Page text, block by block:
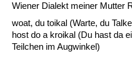
Wiener Dialekt meiner Mutter
woat, du toikal (Warte, du
host do a kroikal (Du hast da
Teilchen im Augwinkel)